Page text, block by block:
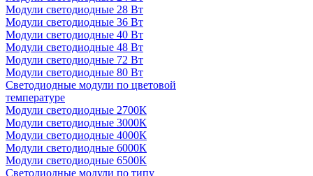
Модули светодиодные 28 Вт
Модули светодиодные 36 Вт
Модули светодиодные 40 Вт
Модули светодиодные 48 Вт
Модули светодиодные 72 Вт
Модули светодиодные 80 Вт
Светодиодные модули по цветовой
температуре
Модули светодиодные 2700К
Модули светодиодные 3000К
Модули светодиодные 4000К
Модули светодиодные 6000К
Модули светодиодные 6500К
Светодиодные модули по типу